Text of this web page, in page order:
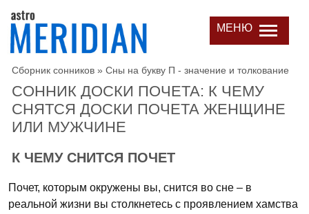
МЕНЮ
Сборник сонников » Сны на букву П - значение и толкование
СОННИК ДОСКИ ПОЧЕТА: К ЧЕМУ
СНЯТСЯ ДОСКИ ПОЧЕТА ЖЕНЩИНЕ
ИЛИ МУЖЧИНЕ
К ЧЕМУ СНИТСЯ ПОЧЕТ
Почет, которым окружены вы, снится во сне – в
реальной жизни вы столкнетесь с проявлением хамства